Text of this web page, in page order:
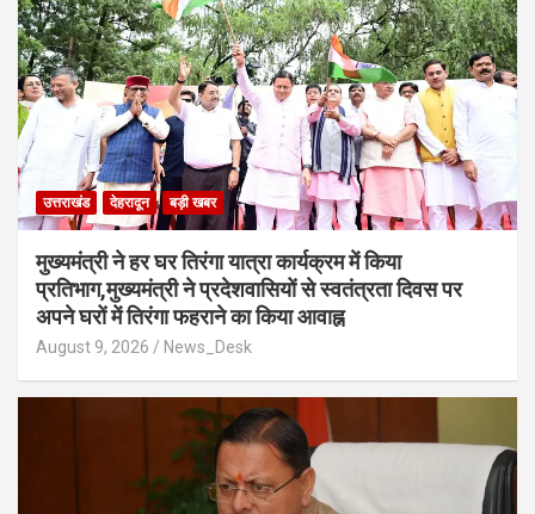
उत्तराखंड देहरादून बड़ी खबर
मुख्यमंत्री ने हर घर तिरंगा यात्रा कार्यक्रम में किया
प्रतिभाग,मुख्यमंत्री ने प्रदेशवासियों से स्वतंत्रता दिवस पर
अपने घरों में तिरंगा फहराने का किया आवाह्न
August 9, 2026 News_Desk